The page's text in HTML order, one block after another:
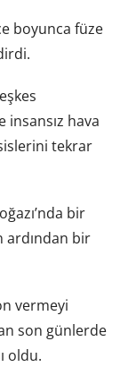
boyunca füze
insansız hava
tekrar
bir
bir
vermeyi
son günlerde
oldu.